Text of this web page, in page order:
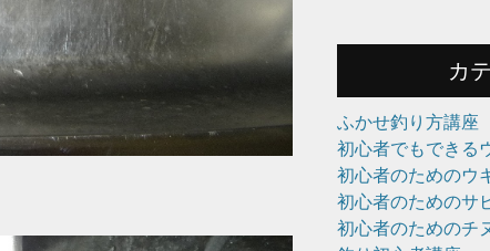
カ
ふかせ釣り方講座
初心者でもできる
初心者のためのウ
初心者のためのサ
初心者のためのチ